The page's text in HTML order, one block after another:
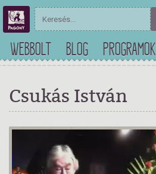
WEBBOLT BLOG PROGRAMOK
Csukás István